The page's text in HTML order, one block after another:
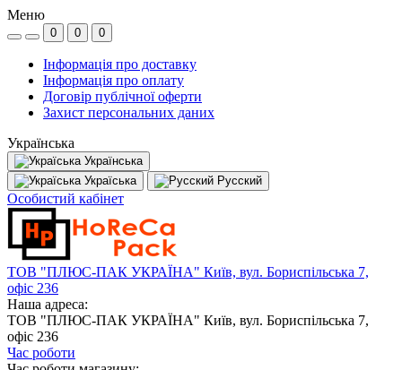
Меню
0 0 0
Інформація про доставку
Інформація про оплату
Договір публічної оферти
Захист персональних даних
Українська
Українська
Україська
Русский
Особистий кабінет
ТОВ "ПЛЮС-ПАК УКРАЇНА" Київ, вул. Бориспільська 7,
офіс 236
Наша адреса:
ТОВ "ПЛЮС-ПАК УКРАЇНА" Київ, вул. Бориспільська 7,
офіс 236
Час роботи